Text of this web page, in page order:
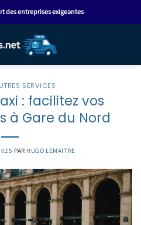
des entreprises exigeantes
SERVICES
: facilitez vos
à Gare du Nord
PAR HUGO LEMAITRE